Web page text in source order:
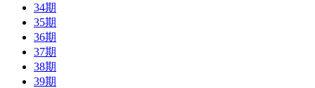
34期
35期
36期
37期
38期
39期